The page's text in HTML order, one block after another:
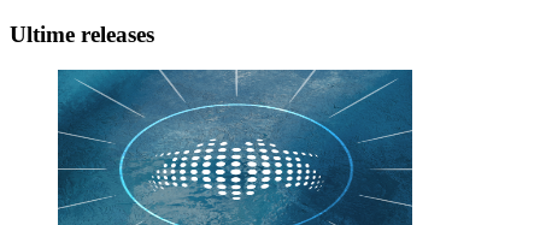
Ultime releases